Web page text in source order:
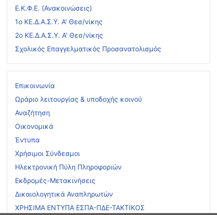
Ε.Κ.Φ.Ε. (Ανακοινώσεις)
1ο ΚΕ.Δ.Α.Σ.Υ. Α' Θεσ/νίκης
2ο ΚΕ.Δ.Α.Σ.Υ. Α' Θεσ/νίκης
Σχολικός Επαγγελματικός Προσανατολισμός
Επικοινωνία
Ωράριο λειτουργίας & υποδοχής κοινού
Αναζήτηση
Οικονομικά
Έντυπα
Χρήσιμοι Σύνδεσμοι
Ηλεκτρονική Πύλη Πληροφοριών
Εκδρομές-Μετακινήσεις
Δικαιολογητικά Αναπληρωτών
ΧΡΗΣΙΜΑ ΕΝΤΥΠΑ ΕΣΠΑ-ΠΔΕ-ΤΑΚΤΙΚΟΣ